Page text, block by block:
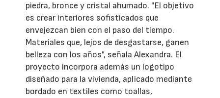
piedra, bronce y cristal ahumado. "El objetivo
es crear interiores sofisticados que
envejezcan bien con el paso del tiempo.
Materiales que, lejos de desgastarse, ganen
belleza con los años", señala Alexandra. El
proyecto incorpora además un logotipo
diseñado para la vivienda, aplicado mediante
bordado en textiles como toallas,